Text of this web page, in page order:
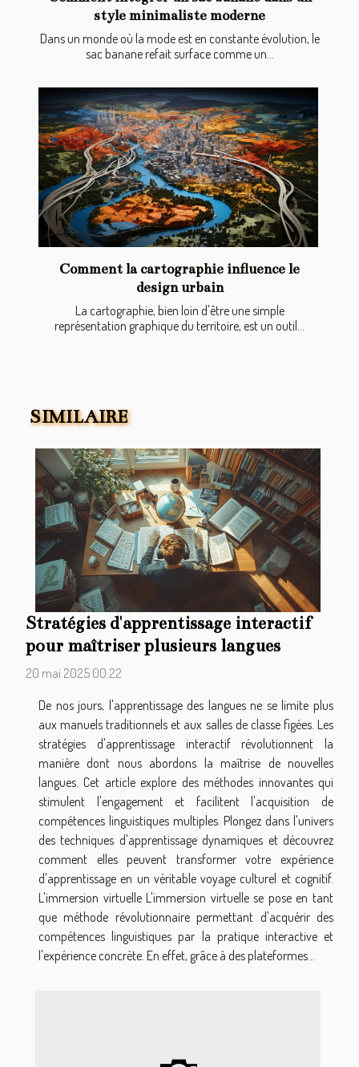
style minimaliste moderne
Dans un monde où la mode est en constante évolution, le
sac banane refait surface comme un...
Comment la cartographie influence le
design urbain
La cartographie, bien loin d'être une simple
représentation graphique du territoire, est un outil...
SIMILAIRE
Stratégies d'apprentissage interactif
pour maîtriser plusieurs langues
20 mai 2025 00:22
De nos jours, l'apprentissage des langues ne se limite plus
aux manuels traditionnels et aux salles de classe figées. Les
stratégies d'apprentissage interactif révolutionnent la
manière dont nous abordons la maîtrise de nouvelles
langues. Cet article explore des méthodes innovantes qui
stimulent l'engagement et facilitent l'acquisition de
compétences linguistiques multiples. Plongez dans l'univers
des techniques d'apprentissage dynamiques et découvrez
comment elles peuvent transformer votre expérience
d'apprentissage en un véritable voyage culturel et cognitif.
L'immersion virtuelle L'immersion virtuelle se pose en tant
que méthode révolutionnaire permettant d'acquérir des
compétences linguistiques par la pratique interactive et
l'expérience concrète. En effet, grâce à des plateformes...